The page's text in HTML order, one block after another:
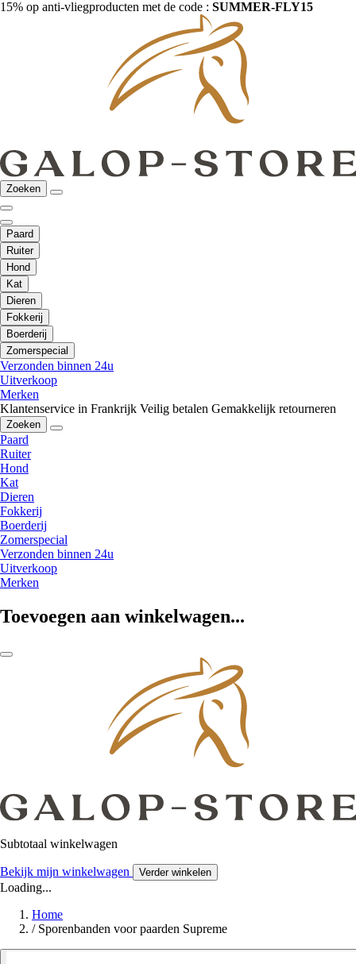
15% op anti-vliegproducten met de code : SUMMER-FLY15
Zoeken
Paard
Ruiter
Hond
Kat
Dieren
Fokkerij
Boerderij
Zomerspecial
Verzonden binnen 24u
Uitverkoop
Merken
Klantenservice in Frankrijk Veilig betalen Gemakkelijk retourneren
Zoeken
Paard
Ruiter
Hond
Kat
Dieren
Fokkerij
Boerderij
Zomerspecial
Verzonden binnen 24u
Uitverkoop
Merken
Toevoegen aan winkelwagen...
Subtotaal winkelwagen
Bekijk mijn winkelwagen Verder winkelen
Loading...
Home
/ Sporenbanden voor paarden Supreme